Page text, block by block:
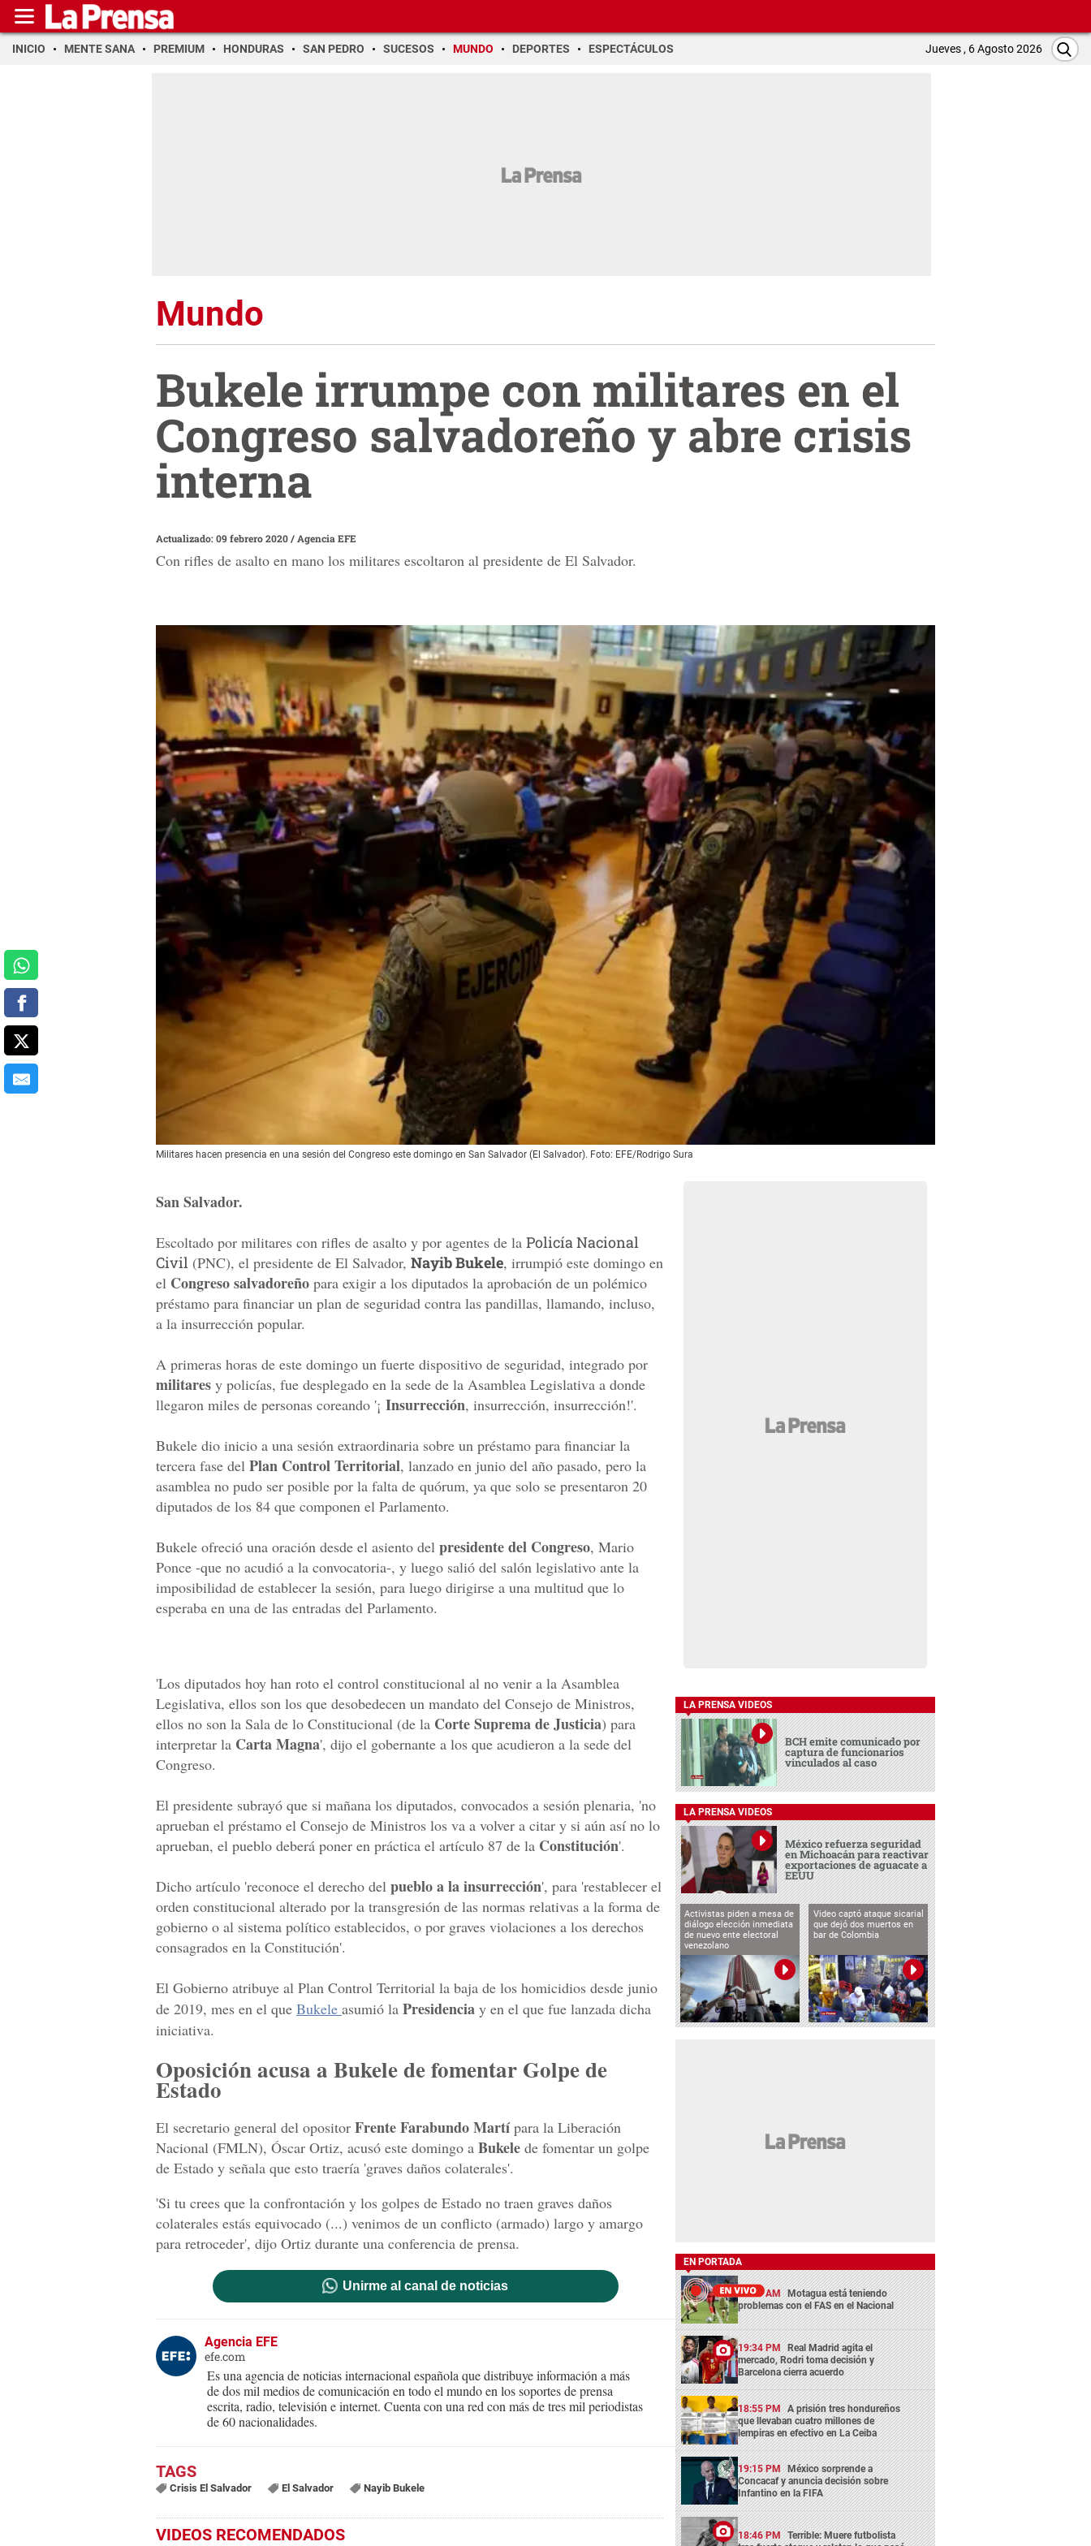
INICIO MENTE SANA PREMIUM HONDURAS SAN PEDRO SUCESOS MUNDO DEPORTES ESPECTÁCULOS Jueves , 6 Agosto 2026
Mundo
Bukele irrumpe con militares en el
Congreso salvadoreño y abre crisis
interna
Actualizado: 09 febrero 2020/ Agencia EFE
Con rifles de asalto en mano los militares escoltaron al presidente de El Salvador.
Militares hacen presencia en una sesión del Congreso este domingo en San Salvador (El Salvador). Foto: EFE/Rodrigo Sura
San Salvador.
Escoltado por militares con rifles de asalto y por agentes de la Policía Nacional
Civil (PNC), el presidente de El Salvador, Nayib Bukele, irrumpió este domingo en
el Congreso salvadoreño para exigir a los diputados la aprobación de un polémico
préstamo para financiar un plan de seguridad contra las pandillas, llamando, incluso,
a la insurrección popular.
A primeras horas de este domingo un fuerte dispositivo de seguridad, integrado por
militares y policías, fue desplegado en la sede de la Asamblea Legislativa a donde
llegaron miles de personas coreando '¡ Insurrección, insurrección, insurrección!'.
Bukele dio inicio a una sesión extraordinaria sobre un préstamo para financiar la
tercera fase del Plan Control Territorial, lanzado en junio del año pasado, pero la
asamblea no pudo ser posible por la falta de quórum, ya que solo se presentaron 20
diputados de los 84 que componen el Parlamento.
Bukele ofreció una oración desde el asiento del presidente del Congreso, Mario
Ponce -que no acudió a la convocatoria-, y luego salió del salón legislativo ante la
imposibilidad de establecer la sesión, para luego dirigirse a una multitud que lo
esperaba en una de las entradas del Parlamento.
'Los diputados hoy han roto el control constitucional al no venir a la Asamblea
Legislativa, ellos son los que desobedecen un mandato del Consejo de Ministros,
ellos no son la Sala de lo Constitucional (de la Corte Suprema de Justicia) para
interpretar la Carta Magna', dijo el gobernante a los que acudieron a la sede del
Congreso.
El presidente subrayó que si mañana los diputados, convocados a sesión plenaria, 'no
aprueban el préstamo el Consejo de Ministros los va a volver a citar y si aún así no lo
aprueban, el pueblo deberá poner en práctica el artículo 87 de la Constitución'.
Dicho artículo 'reconoce el derecho del pueblo a la insurrección', para 'restablecer el
orden constitucional alterado por la transgresión de las normas relativas a la forma de
gobierno o al sistema político establecidos, o por graves violaciones a los derechos
consagrados en la Constitución'.
El Gobierno atribuye al Plan Control Territorial la baja de los homicidios desde junio
de 2019, mes en el que Bukele asumió la Presidencia y en el que fue lanzada dicha
iniciativa.
Oposición acusa a Bukele de fomentar Golpe de
Estado
El secretario general del opositor Frente Farabundo Martípara la Liberación
Nacional (FMLN), Óscar Ortiz, acusó este domingo a Bukele de fomentar un golpe
de Estado y señala que esto traería 'graves daños colaterales'.
'Si tu crees que la confrontación y los golpes de Estado no traen graves daños
colaterales estás equivocado (...) venimos de un conflicto (armado) largo y amargo
para retroceder', dijo Ortiz durante una conferencia de prensa.
Unirme al canal de noticias
Agencia EFE
efe.com
Es una agencia de noticias internacional española que distribuye información a más
de dos mil medios de comunicación en todo el mundo en los soportes de prensa
escrita, radio, televisión e internet. Cuenta con una red con más de tres mil periodistas
de 60 nacionalidades.
Crisis El Salvador El Salvador Nayib Bukele
VIDEOS RECOMENDADOS
LA PRENSA VIDEOS
BCH emite comunicado por
captura de funcionarios
vinculados al caso
LA PRENSA VIDEOS
México refuerza seguridad
en Michoacán para reactivar
exportaciones de aguacate a
EEUU
Activistas piden a mesa de
diálogo elección inmediata
de nuevo ente electoral
venezolano
Video captó ataque sicarial
que dejó dos muertos en
bar de Colombia
EN PORTADA
11:45 AM Motagua está teniendo
problemas con el FAS en el Nacional
19:34 PM Real Madrid agita el
mercado, Rodri toma decisión y
Barcelona cierra acuerdo
18:55 PM A prisión tres hondureños
que llevaban cuatro millones de
lempiras en efectivo en La Ceiba
19:15 PM México sorprende a
Concacaf y anuncia decisión sobre
Infantino en la FIFA
18:46 PM Terrible: Muere futbolista